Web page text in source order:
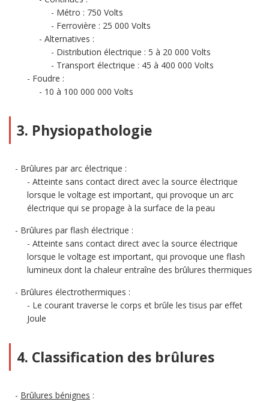
Métro : 750 Volts
Ferrovière : 25 000 Volts
Alternatives :
Distribution électrique : 5 à 20 000 Volts
Transport électrique : 45 à 400 000 Volts
Foudre :
10 à 100 000 000 Volts
3. Physiopathologie
Brûlures par arc électrique :
Atteinte sans contact direct avec la source électrique
lorsque le voltage est important, qui provoque un arc
électrique qui se propage à la surface de la peau
Brûlures par flash électrique :
Atteinte sans contact direct avec la source électrique
lorsque le voltage est important, qui provoque une flash
lumineux dont la chaleur entraîne des brûlures thermiques
Brûlures électrothermiques :
Le courant traverse le corps et brûle les tisus par effet
Joule
4. Classification des brûlures
Brûlures bénignes :